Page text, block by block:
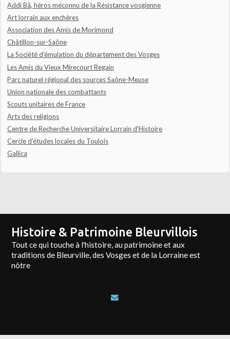
Addi Bâ, héros méconnu de la Résistance vosgienne
Art lorrain aux enchères
Association des Amis de Morimond
Châtillon-sur-Saône
La Société d'émulation du département des Vosges
Les Amis du Vieux Mirecourt Regain
Parc naturel régional des sources Saône-Meuse
Union nationale des combattants
Scouts unitaires de France
Arts des religions
Centre de Recherche Universitaire Lorrain d'Histoire
Cercle d'études locales du Toulois
Gallica
Histoire & Patrimoine Bleurvillois
Tout ce qui touche à l'histoire, au patrimoine et aux
traditions de Bleurville, des Vosges et de la Lorraine est
nôtre